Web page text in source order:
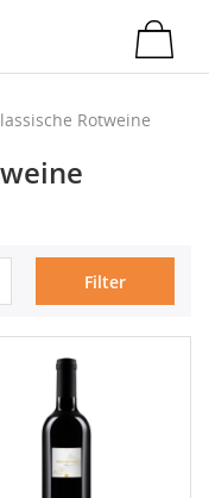
Rotweine
Filter